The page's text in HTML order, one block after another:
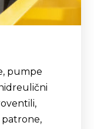
pumpe
patrone,